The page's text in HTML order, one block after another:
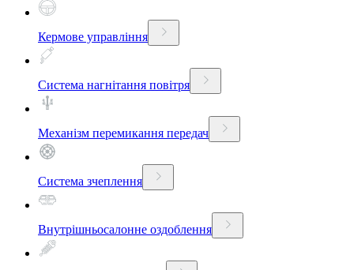
Кермове управління
Система нагнітання повітря
Механізм перемикання передач
Система зчеплення
Внутрішньосалонне оздоблення